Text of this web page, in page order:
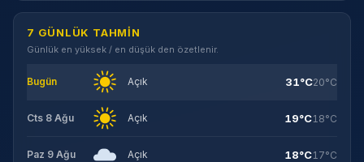
7 GÜNLÜK TAHMIN
Günlük en yüksek / en düşük den özetlenir.
Bugün Açık 31°C20°C
Cts 8 Ağu Açık 19°C18°C
Paz 9 Ağu Açık 18°C17°C